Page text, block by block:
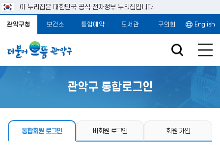
이 누리집은 대한민국 공식 전자정부 누리집입니다.
관악구청 보건소 통합예약 도서관 구의회 English
관악구 통합로그인
통합회원 로그인 비회원 로그인 회원 가입